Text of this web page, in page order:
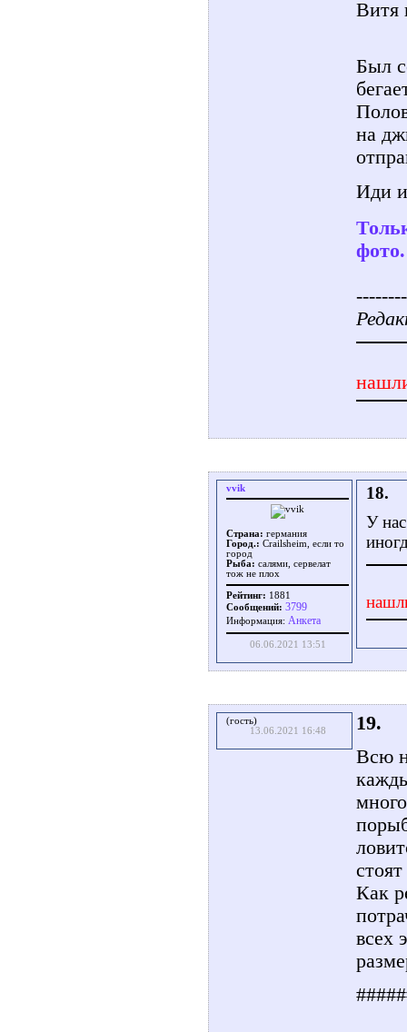
Витя
Был
на
Иди
фото.
vvik
Страна: германия
Город.: Crailsheim, если то
город
Рыба: салями, сервелат
тож не плох
Рейтинг: 1881
Сообщений: 3799
Информация: Aнкета
06.06.2021 13:51
18.
У
(гость)
13.06.2021 16:48
19.
Всю
Как
всех